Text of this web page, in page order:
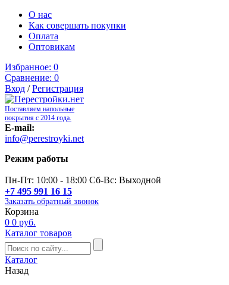
О нас
Как совершать покупки
Оплата
Оптовикам
Избранное: 0
Сравнение: 0
Вход /Регистрация
Поставляем напольные
покрытия с 2014 года.
E-mail:
info@perestroyki.net
Режим работы
Пн-Пт: 10:00 - 18:00 Сб-Вс: Выходной
+7 495 991 16 15
Заказать обратный звонок
Корзина
0 0 руб.
Каталог товаров
Каталог
Назад